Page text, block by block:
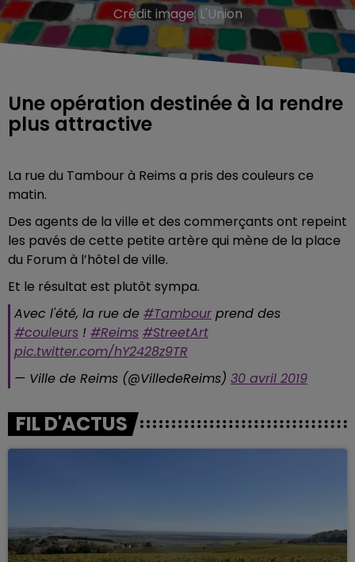
Crédit image:L'Union
Une opération destinée à la rendre
plus attractive
La rue du Tambour à Reims a pris des couleurs ce
matin.
Des agents de la ville et des commerçants ont repeint
les pavés de cette petite artère qui mène de la place
du Forum à l’hôtel de ville.
Et le résultat est plutôt sympa.
Avec l'été, la rue de #Tambour prend des
#couleurs ! #Reims #StreetArt
pic.twitter.com/hY2428z9TR
— Ville de Reims (@VilledeReims) 30 avril 2019
FIL D'ACTUS